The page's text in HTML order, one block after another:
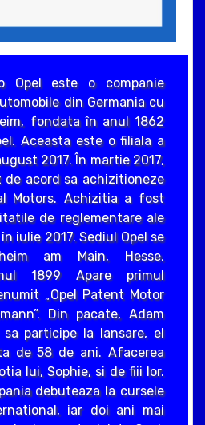
Opel este o companie
din Germania cu
fondata în anul 1862
Aceasta este o filiala a
2017. În martie 2017,
de acord sa achizitioneze
Motors. Achizitia a fost
de reglementare ale
iulie 2017. Sediul Opel se
am Main, Hesse,
1899 Apare primul
„Opel Patent Motor
Din pacate, Adam
participe la lansare, el
de 58 de ani. Afacerea
lui, Sophie, si de fiii lor.
debuteaza la cursele
iar doi ani mai